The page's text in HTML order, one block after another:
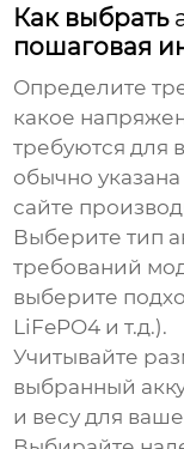
Как выбрать
пошаговая
Определите
какое
требуются для
обычно
сайте
Выберите тип
требований
выберите
LiFePO4 и т.д.).
Учитывайте
выбранный
и весу для